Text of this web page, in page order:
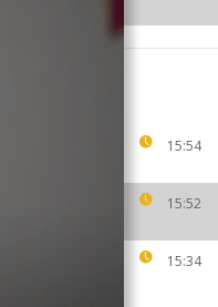
15:54
15:52
15:34